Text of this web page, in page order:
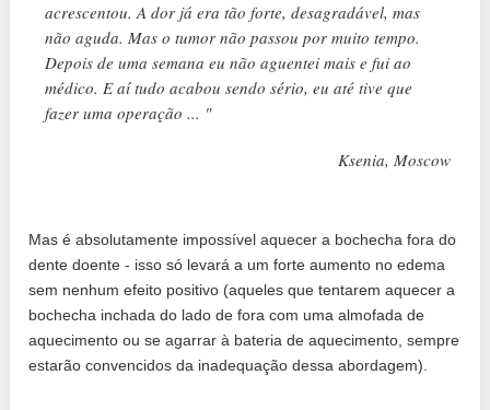
acrescentou. A dor já era tão forte, desagradável, mas
não aguda. Mas o tumor não passou por muito tempo.
Depois de uma semana eu não aguentei mais e fui ao
médico. E aí tudo acabou sendo sério, eu até tive que
fazer uma operação ... "
Ksenia, Moscow
Mas é absolutamente impossível aquecer a bochecha fora do
dente doente - isso só levará a um forte aumento no edema
sem nenhum efeito positivo (aqueles que tentarem aquecer a
bochecha inchada do lado de fora com uma almofada de
aquecimento ou se agarrar à bateria de aquecimento, sempre
estarão convencidos da inadequação dessa abordagem).